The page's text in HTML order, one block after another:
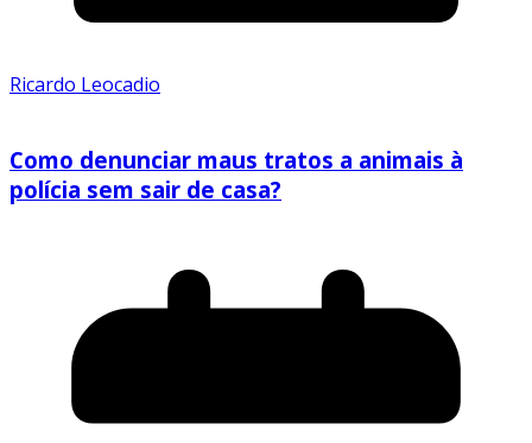
Ricardo Leocadio
Como denunciar maus tratos a animais à
polícia sem sair de casa?